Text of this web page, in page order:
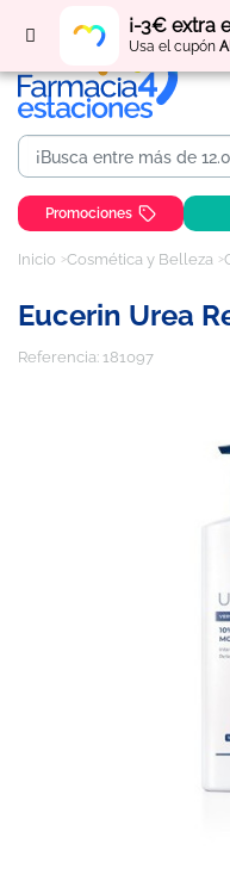
¡-3€ extra
Usa el cupón
Regístratey
Promociones
Inicio Cosmética y Belleza
Eucerin Urea
Referencia: 181097